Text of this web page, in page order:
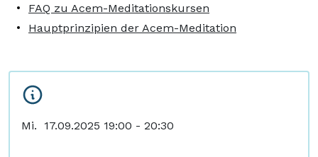
FAQ zu Acem-Meditationskursen
Hauptprinzipien der Acem-Meditation
Mi. 17.09.2025 19:00 - 20:30